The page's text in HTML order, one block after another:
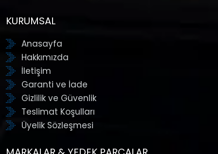
KURUMSAL
Anasayfa
Hakkımızda
İletişim
Garanti ve İade
Gizlilik ve Güvenlik
Teslimat Koşulları
Üyelik Sözleşmesi